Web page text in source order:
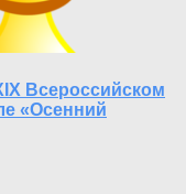
Всероссийском
«Осенний